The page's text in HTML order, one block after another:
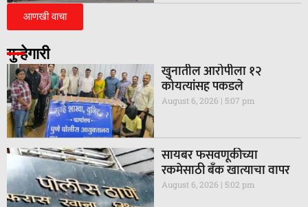
आणखी वाचा
गुन्हेगारी
खुनातील आरोपीला १२
कोयत्यांसह पकडले
August 6, 2026 5:07 pm
सायबर फसवणूकीच्या
रकमेसाठी बँक खात्याचा वापर
August 6, 2026 5:02 pm